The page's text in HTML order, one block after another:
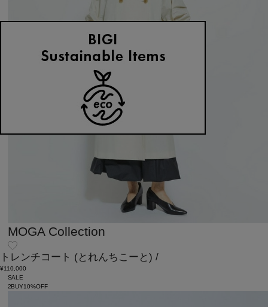
MOGA Collection
トレンチコート (とれんちこーと) /
¥110,000
SALE
2BUY10%OFF